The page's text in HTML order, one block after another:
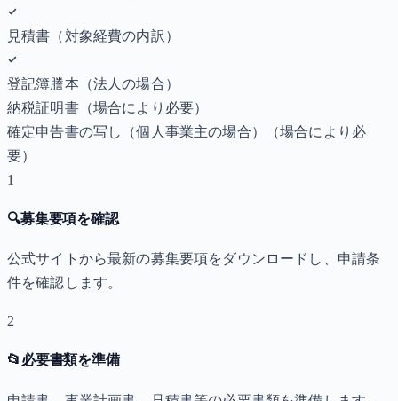
見積書（対象経費の内訳）
登記簿謄本（法人の場合）
納税証明書（場合により必要）
確定申告書の写し（個人事業主の場合）
（場合により必
要）
1
🔍募集要項を確認
公式サイトから最新の募集要項をダウンロードし、申請条
件を確認します。
2
📂 必要書類を準備